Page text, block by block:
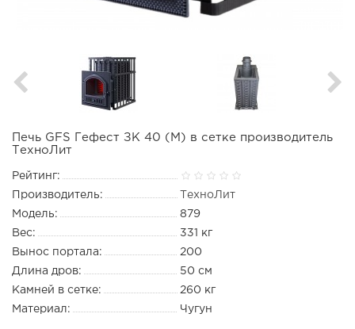
Печь GFS Гефест ЗК 40 (М) в сетке производитель
ТехноЛит
Рейтинг:
Производитель:
ТехноЛит
Модель:
879
Вес:
331 кг
Вынос портала:
200
Длина дров:
50 см
Камней в сетке:
260 кг
Материал:
Чугун